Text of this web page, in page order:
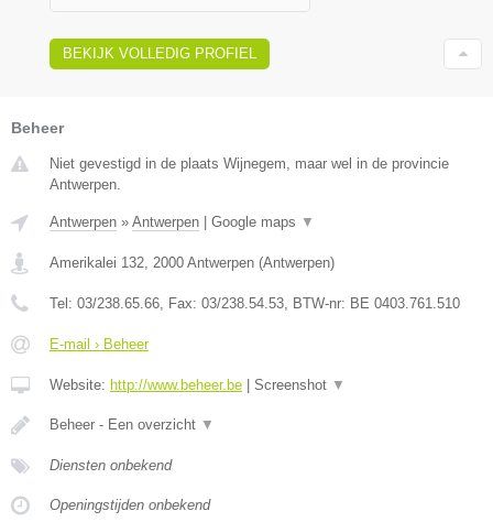
BEKIJK VOLLEDIG PROFIEL
Beheer
Niet gevestigd in de plaats Wijnegem, maar wel in de provincie
Antwerpen.
Antwerpen » Antwerpen Google maps ▼
Amerikalei 132 2000 Antwerpen (Antwerpen)
Tel: 03/238.65.66 , Fax: 03/238.54.53 , BTW-nr: BE 0403.761.510
E-mail › Beheer
Website: http://www.beheer.be Screenshot ▼
Beheer - Een overzicht ▼
Diensten onbekend
Openingstijden onbekend